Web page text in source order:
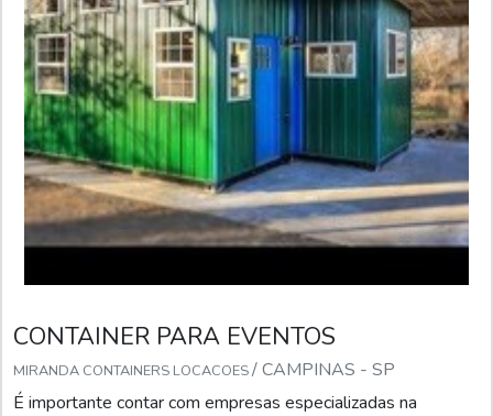
CONTAINER PARA EVENTOS
MIRANDA CONTAINERS LOCACOES/ CAMPINAS - SP
É importante contar com empresas especializadas na